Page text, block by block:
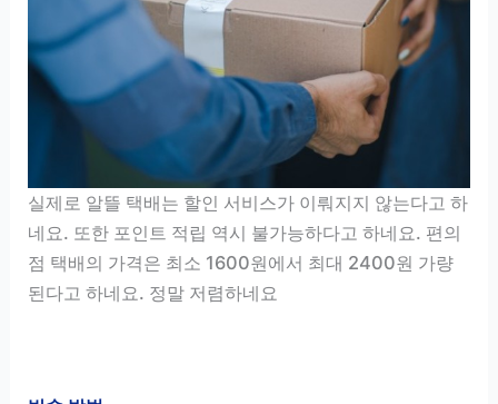
실제로 알뜰 택배는 할인 서비스가 이뤄지지 않는다고 하
네요. 또한 포인트 적립 역시 불가능하다고 하네요. 편의
점 택배의 가격은 최소 1600원에서 최대 2400원 가량
된다고 하네요. 정말 저렴하네요